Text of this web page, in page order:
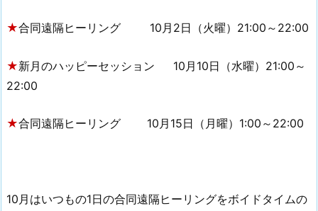
★合同遠隔ヒーリング 10月2日（火曜）21:00～22:00
★新月のハッピーセッション 10月10日（水曜）21:00～
22:00
★合同遠隔ヒーリング 10月15日（月曜）1:00～22:00
10月はいつもの1日の合同遠隔ヒーリングをボイドタイムの